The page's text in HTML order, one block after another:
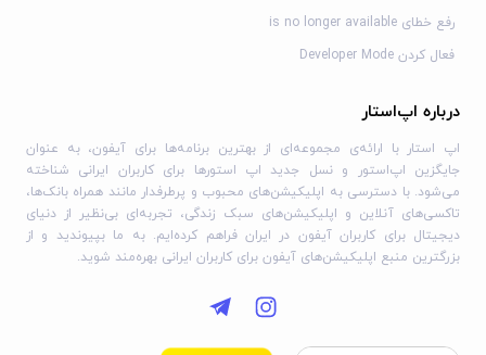
رفع خطای is no longer available
فعال کردن Developer Mode
درباره اپ‌استار
اپ استار با ارائه‌ی مجموعه‌ای از بهترین برنامه‌ها برای آیفون، به عنوان
جایگزین اپ‌استور و نسل جدید اپ استورها برای کاربران ایرانی شناخته
می‌شود. با دسترسی به اپلیکیشن‌های محبوب و پرطرفدار مانند همراه بانک‌ها،
تاکسی‌های آنلاین و اپلیکیشن‌های سبک زندگی، تجربه‌ای بی‌نظیر از دنیای
دیجیتال برای کاربران آیفون در ایران فراهم کرده‌ایم. به ما بپیوندید و از
بزرگترین منبع اپلیکیشن‌های آیفون برای کاربران ایرانی بهره‌مند شوید.